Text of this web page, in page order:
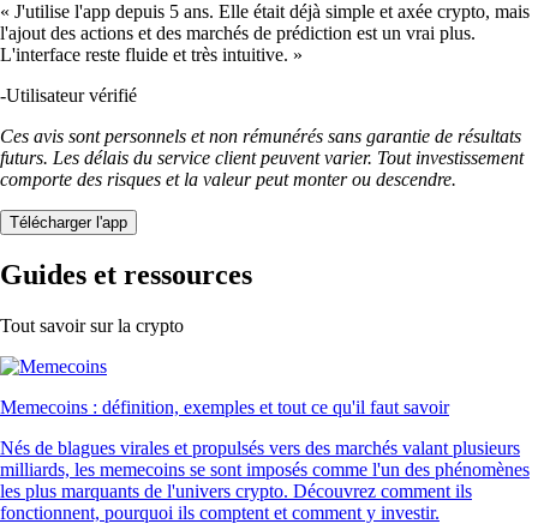
« J'utilise l'app depuis 5 ans. Elle était déjà simple et axée crypto, mais
l'ajout des actions et des marchés de prédiction est un vrai plus.
L'interface reste fluide et très intuitive. »
-Utilisateur vérifié
Ces avis sont personnels et non rémunérés sans garantie de résultats
futurs. Les délais du service client peuvent varier. Tout investissement
comporte des risques et la valeur peut monter ou descendre.
Télécharger l'app
Guides et ressources
Tout savoir sur la crypto
Memecoins : définition, exemples et tout ce qu'il faut savoir
Nés de blagues virales et propulsés vers des marchés valant plusieurs
milliards, les memecoins se sont imposés comme l'un des phénomènes
les plus marquants de l'univers crypto. Découvrez comment ils
fonctionnent, pourquoi ils comptent et comment y investir.